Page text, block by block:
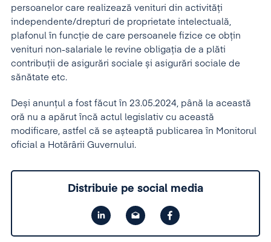
persoanelor care realizează venituri din activități
independente/drepturi de proprietate intelectuală,
plafonul în funcție de care persoanele fizice ce obțin
venituri non-salariale le revine obligația de a plăti
contribuții de asigurări sociale și asigurări sociale de
sănătate etc.
Deși anunțul a fost făcut în 23.05.2024, până la această
oră nu a apărut încă actul legislativ cu această
modificare, astfel că se așteaptă publicarea în Monitorul
oficial a Hotărârii Guvernului.
Distribuie pe social media